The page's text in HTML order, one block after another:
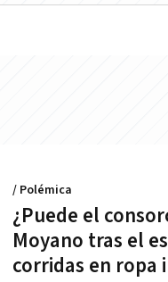
¿Puede el
Moyano tras el
corridas en ropa
/ Polémica